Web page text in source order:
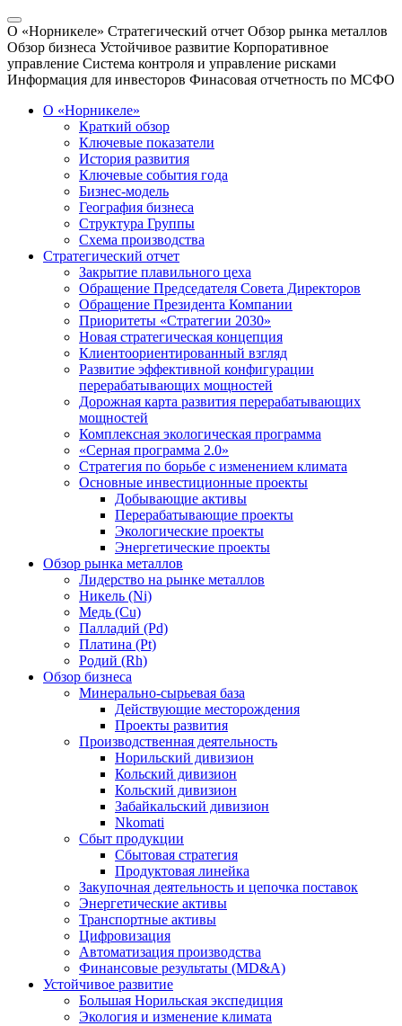
О «Норникеле» Стратегический отчет Обзор рынка металлов
Обзор бизнеса Устойчивое развитие Корпоративное
управление Система контроля и управление рисками
Информация для инвесторов Финасовая отчетность по МСФО
О «Норникеле»
Краткий обзор
Ключевые показатели
История развития
Ключевые события года
Бизнес-модель
География бизнеса
Структура Группы
Схема производства
Стратегический отчет
Закрытие плавильного цеха
Обращение Председателя Совета Директоров
Обращение Президента Компании
Приоритеты «Стратегии 2030»
Новая стратегическая концепция
Клиентоориентированный взгляд
Развитие эффективной конфигурации
перерабатывающих мощностей
Дорожная карта развития перерабатывающих
мощностей
Комплексная экологическая программа
«Серная программа 2.0»
Стратегия по борьбе с изменением климата
Основные инвестиционные проекты
Добывающие активы
Перерабатывающие проекты
Экологические проекты
Энергетические проекты
Обзор рынка металлов
Лидерство на рынке металлов
Никель (Ni)
Медь (Cu)
Палладий (Pd)
Платина (Pt)
Родий (Rh)
Обзор бизнеса
Минерально-сырьевая база
Действующие месторождения
Проекты развития
Производственная деятельность
Норильский дивизион
Кольский дивизион
Кольский дивизион
Забайкальский дивизион
Nkomati
Сбыт продукции
Сбытовая стратегия
Продуктовая линейка
Закупочная деятельность и цепочка поставок
Энергетические активы
Транспортные активы
Цифровизация
Автоматизация производства
Финансовые результаты (MD&A)
Устойчивое развитие
Большая Норильская экспедиция
Экология и изменение климата